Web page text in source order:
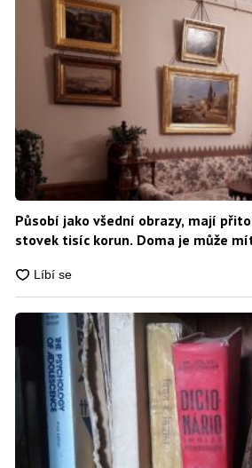
Působí jako všední obrazy, mají
stovek tisíc korun. Doma je může